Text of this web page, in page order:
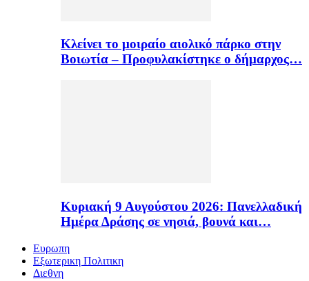
Κλείνει το μοιραίο αιολικό πάρκο στην
Βοιωτία – Προφυλακίστηκε ο δήμαρχος…
Κυριακή 9 Αυγούστου 2026: Πανελλαδική
Ημέρα Δράσης σε νησιά, βουνά και…
Ευρωπη
Εξωτερικη Πολιτικη
Διεθνη